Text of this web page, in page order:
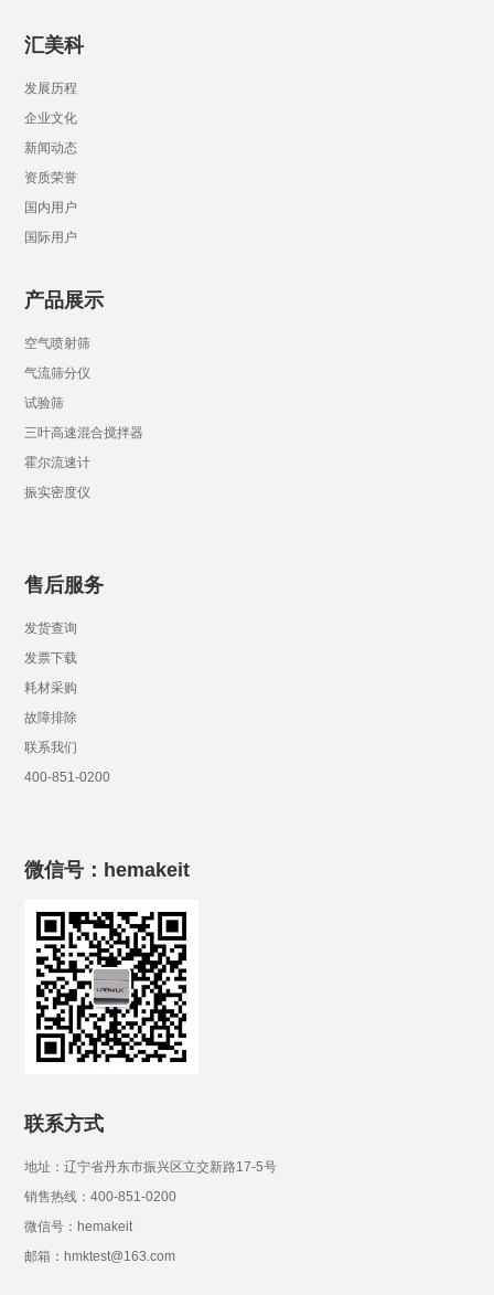
汇美科
发展历程
企业文化
新闻动态
资质荣誉
国内用户
国际用户
产品展示
空气喷射筛
气流筛分仪
试验筛
三叶高速混合搅拌器
霍尔流速计
振实密度仪
售后服务
发货查询
发票下载
耗材采购
故障排除
联系我们
400-851-0200
微信号：hemakeit
联系方式
地址：辽宁省丹东市振兴区立交新路17-5号
销售热线：400-851-0200
微信号：hemakeit
邮箱：hmktest@163.com